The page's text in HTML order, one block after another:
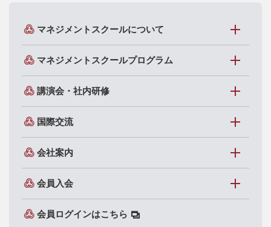
マネジメントスクールについて
マネジメントスクールプログラム
講演会・社内研修
国際交流
会社案内
会員入会
会員ログインはこちら